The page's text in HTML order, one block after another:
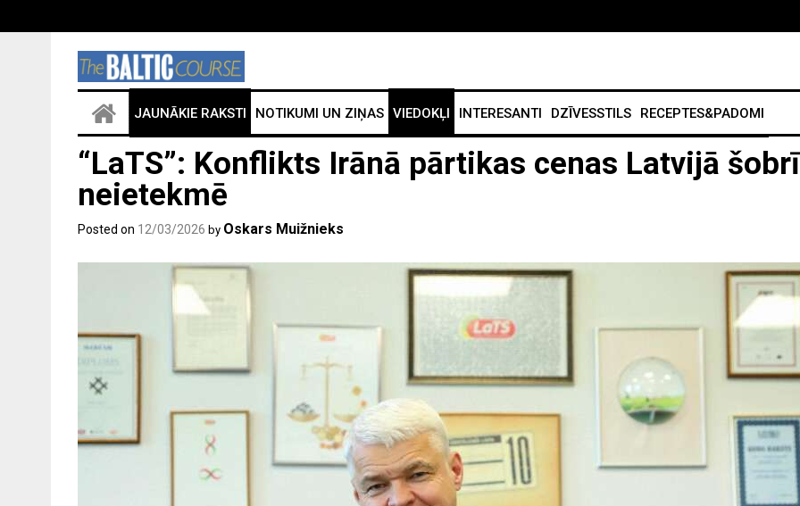
JAUNĀKIE RAKSTI NOTIKUMI UN ZIŅAS VIEDOKĻI INTERESANTI DZĪVESSTILS RECEPTES&PADOMI
“LaTS”: Konflikts Irānā pārtikas cenas Latvijā
neietekmē
Posted on 12/03/2026 by Oskars Muižnieks